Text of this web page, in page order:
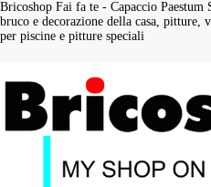
Bricoshop Fai fa te - Capaccio
bruco e decorazione della casa, pitture,
per piscine e pitture speciali